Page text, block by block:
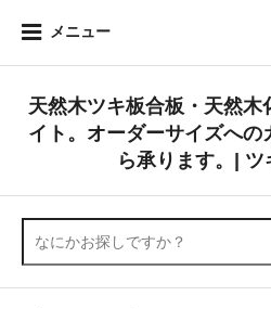
メニュー
天然木ツキ板合板・天然
イト。オーダーサイズへ
ら承ります。|